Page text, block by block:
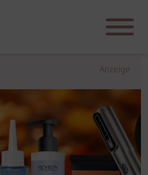
Anzeige